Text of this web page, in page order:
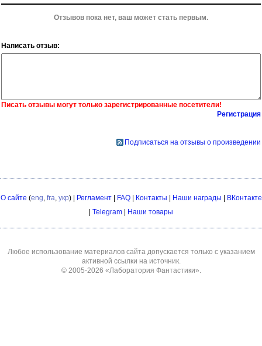
Отзывов пока нет, ваш может стать первым.
Написать отзыв:
Писать отзывы могут только зарегистрированные посетители!
Регистрация
Подписаться на отзывы о произведении
О сайте (eng fra укр) | Регламент| FAQ| Контакты | Наши награды | ВКонтакте
| Telegram | Наши товары
Любое использование материалов сайта допускается только с указанием
активной ссылки на источник.
© 2005-2026 «Лаборатория Фантастики»